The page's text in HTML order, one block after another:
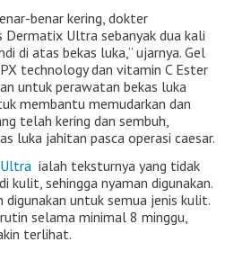
benar kering, dokter
Dermatix Ultra sebanyak dua kali
di atas bekas luka,” ujarnya. Gel
technology dan vitamin C Ester
untuk perawatan bekas luka
membantu memudarkan dan
telah kering dan sembuh,
luka jahitan pasca operasi caesar.
ialah teksturnya yang tidak
kulit, sehingga nyaman digunakan.
digunakan untuk semua jenis kulit.
selama minimal 8 minggu,
terlihat.